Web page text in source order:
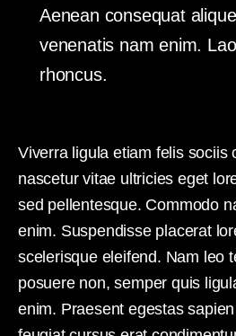
Aenean consequat
venenatis nam enim.
rhoncus.
Viverra ligula etiam felis sociis
nascetur vitae ultricies eget
sed pellentesque. Commodo
enim. Suspendisse placerat
scelerisque eleifend. Nam leo
posuere non, semper quis
enim. Praesent egestas